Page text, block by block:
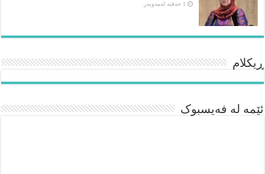
1 حەفتە لەمەوبەر
ڕیکلام
ئێمە لە فەیسبوک